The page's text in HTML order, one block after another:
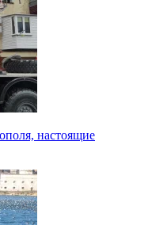
настоящие